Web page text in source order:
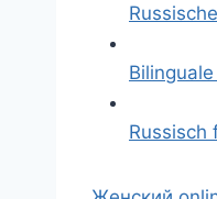
Russisch